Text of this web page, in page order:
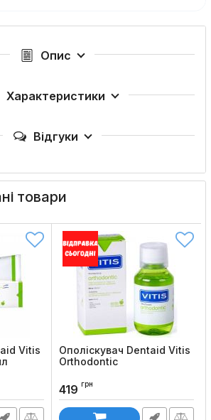
Опис
Характеристики
Відгуки
товари
Vitis
Ополіскувач Dentaid Vitis
Orthodontic
419 грн